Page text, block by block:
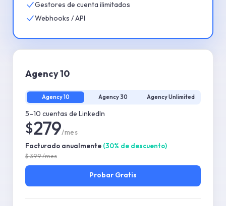
Gestores de cuenta ilimitados
Webhooks / API
Agency 10
Agency 10 Agency 30 Agency Unlimited
5–10 cuentas de LinkedIn
$279/mes
Facturado anualmente (30% de descuento)
$399/mes
Probar Gratis